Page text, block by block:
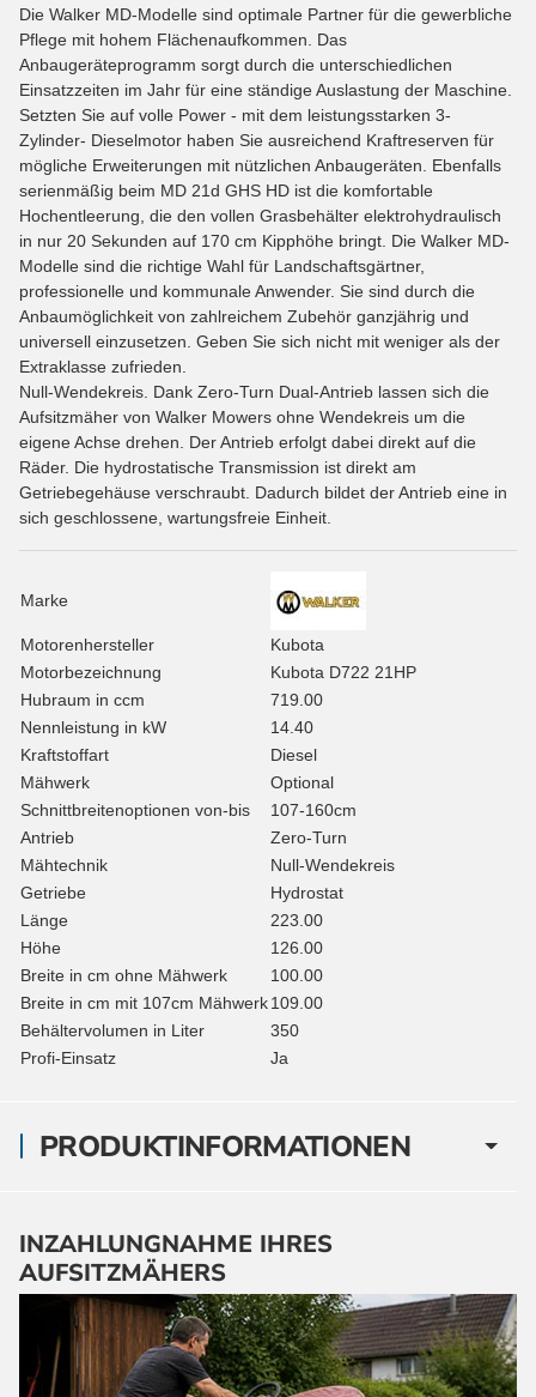
PRODUKTINFORMATIONEN
Die Walker MD-Modelle sind optimale Partner für die gewerbliche
Pflege mit hohem Flächenaufkommen. Das
Anbaugeräteprogramm sorgt durch die unterschiedlichen
Einsatzzeiten im Jahr für eine ständige Auslastung der Maschine.
Setzten Sie auf volle Power - mit dem leistungsstarken 3-
Zylinder- Dieselmotor haben Sie ausreichend Kraftreserven für
mögliche Erweiterungen mit nützlichen Anbaugeräten. Ebenfalls
serienmäßig beim MD 21d GHS HD ist die komfortable
Hochentleerung, die den vollen Grasbehälter elektrohydraulisch
in nur 20 Sekunden auf 170 cm Kipphöhe bringt. Die Walker MD-
Modelle sind die richtige Wahl für Landschaftsgärtner,
professionelle und kommunale Anwender. Sie sind durch die
Anbaumöglichkeit von zahlreichem Zubehör ganzjährig und
universell einzusetzen. Geben Sie sich nicht mit weniger als der
Extraklasse zufrieden.
Null-Wendekreis. Dank Zero-Turn Dual-Antrieb lassen sich die
Aufsitzmäher von Walker Mowers ohne Wendekreis um die
eigene Achse drehen. Der Antrieb erfolgt dabei direkt auf die
Räder. Die hydrostatische Transmission ist direkt am
Getriebegehäuse verschraubt. Dadurch bildet der Antrieb eine in
sich geschlossene, wartungsfreie Einheit.
Marke
Motorenhersteller
Kubota
Motorbezeichnung
Kubota D722 21HP
Hubraum in ccm
719.00
Nennleistung in kW
14.40
Kraftstoffart
Diesel
Mähwerk
Optional
Schnittbreitenoptionen von-bis
107-160cm
Antrieb
Zero-Turn
Mähtechnik
Null-Wendekreis
Getriebe
Hydrostat
Länge
223.00
Höhe
126.00
Breite in cm ohne Mähwerk
100.00
Breite in cm mit 107cm Mähwerk109.00
Behältervolumen in Liter
350
Profi-Einsatz
Ja
INZAHLUNGNAHME IHRES
AUFSITZMÄHERS